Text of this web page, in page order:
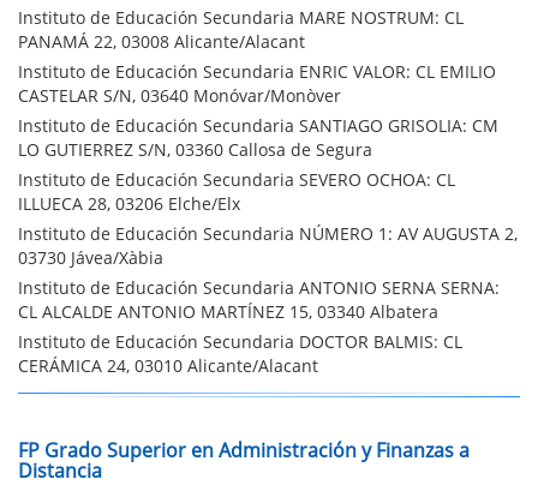
Instituto de Educación Secundaria MARE NOSTRUM: CL
PANAMÁ 22, 03008 Alicante/Alacant
Instituto de Educación Secundaria ENRIC VALOR: CL EMILIO
CASTELAR S/N, 03640 Monóvar/Monòver
Instituto de Educación Secundaria SANTIAGO GRISOLIA: CM
LO GUTIERREZ S/N, 03360 Callosa de Segura
Instituto de Educación Secundaria SEVERO OCHOA: CL
ILLUECA 28, 03206 Elche/Elx
Instituto de Educación Secundaria NÚMERO 1: AV AUGUSTA 2,
03730 Jávea/Xàbia
Instituto de Educación Secundaria ANTONIO SERNA SERNA:
CL ALCALDE ANTONIO MARTÍNEZ 15, 03340 Albatera
Instituto de Educación Secundaria DOCTOR BALMIS: CL
CERÁMICA 24, 03010 Alicante/Alacant
FP Grado Superior en Administración y Finanzas a
Distancia